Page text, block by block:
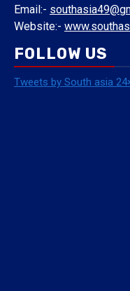
Email:-
Website:-
FOLLOW US
Tweets by South asia